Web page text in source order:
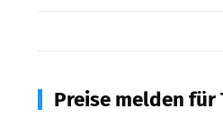
Preise melden für